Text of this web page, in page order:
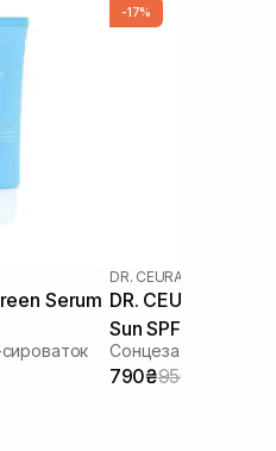
Serum
-17%
DR. CEURACLE
DR. CEURACLE
Sun SPF 50+
шкіри 50 мл
Сонцезахисний
790₴950₴